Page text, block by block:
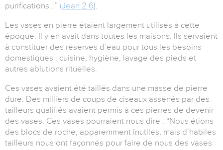
purifications…” (Jean 2.6).
Les vases en pierre étaient largement utilisés à cette
époque. Il y en avait dans toutes les maisons. Ils servaient
à constituer des réserves d’eau pour tous les besoins
domestiques : cuisine, hygiène, lavage des pieds et
autres ablutions rituelles.
Ces vases avaient été taillés dans une masse de pierre
dure. Des milliers de coups de ciseaux assénés par des
tailleurs qualifiés avaient permis à ces pierres de devenir
des vases. Ces vases pourraient nous dire : “Nous étions
des blocs de roche, apparemment inutiles, mais d’habiles
tailleurs nous ont façonnés pour faire de nous des vases